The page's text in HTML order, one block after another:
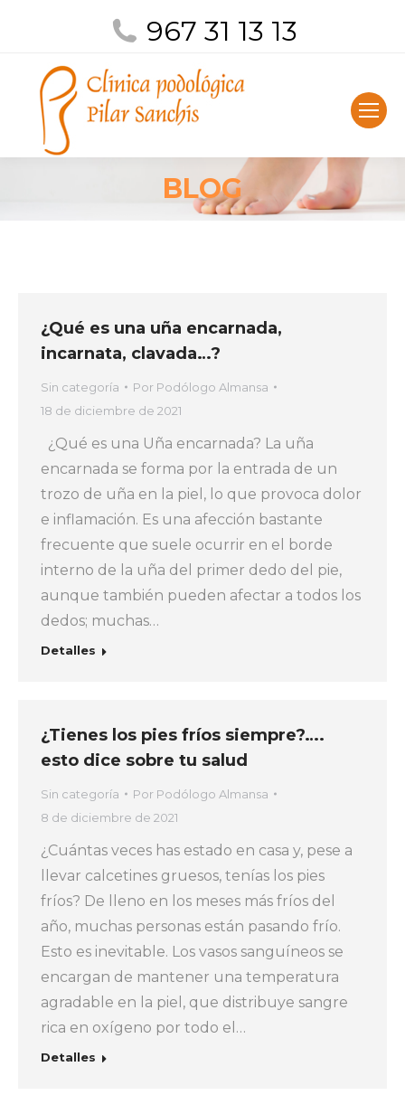
967 31 13 13
BLOG
¿Qué es una uña encarnada,
incarnata, clavada…?
Sin categoría Por Podólogo Almansa
18 de diciembre de 2021
¿Qué es una Uña encarnada? La uña
encarnada se forma por la entrada de un
trozo de uña en la piel, lo que provoca dolor
e inflamación. Es una afección bastante
frecuente que suele ocurrir en el borde
interno de la uña del primer dedo del pie,
aunque también pueden afectar a todos los
dedos; muchas…
Detalles
¿Tienes los pies fríos siempre?….
esto dice sobre tu salud
Sin categoría Por Podólogo Almansa
8 de diciembre de 2021
¿Cuántas veces has estado en casa y, pese a
llevar calcetines gruesos, tenías los pies
fríos? De lleno en los meses más fríos del
año, muchas personas están pasando frío.
Esto es inevitable. Los vasos sanguíneos se
encargan de mantener una temperatura
agradable en la piel, que distribuye sangre
rica en oxígeno por todo el…
Detalles